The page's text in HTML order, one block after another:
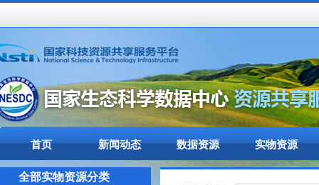
首页 新闻动态 数据资源 实物资源
全部实物资源分类